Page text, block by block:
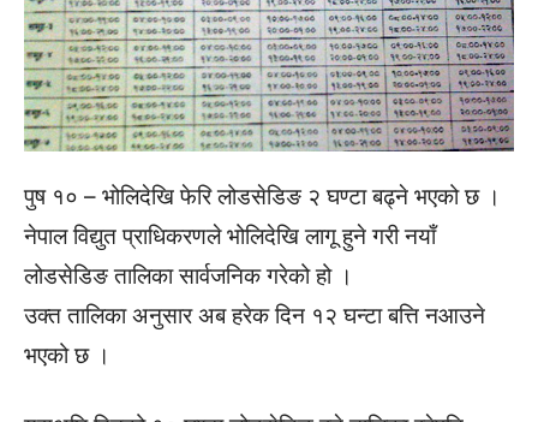
पुष १० – भोलिदेखि फेरि लोडसेडिङ २ घण्टा बढ्ने भएको छ ।
नेपाल विद्युत प्राधिकरणले भोलिदेखि लागू हुने गरी नयाँ
लोडसेडिङ तालिका सार्वजनिक गरेको हो ।
उक्त तालिका अनुसार अब हरेक दिन १२ घन्टा बत्ति नआउने
भएको छ ।